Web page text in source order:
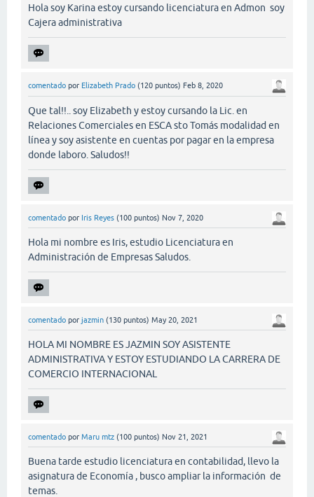
Hola soy Karina estoy cursando licenciatura en Admon soy
Cajera administrativa
comentado por Elizabeth Prado (120 puntos) Feb 8, 2020
Que tal!!.. soy Elizabeth y estoy cursando la Lic. en
Relaciones Comerciales en ESCA sto Tomás modalidad en
línea y soy asistente en cuentas por pagar en la empresa
donde laboro. Saludos!!
comentado por Iris Reyes (100 puntos) Nov 7, 2020
Hola mi nombre es Iris, estudio Licenciatura en
Administración de Empresas Saludos.
comentado por jazmin (130 puntos) May 20, 2021
HOLA MI NOMBRE ES JAZMIN SOY ASISTENTE
ADMINISTRATIVA Y ESTOY ESTUDIANDO LA CARRERA DE
COMERCIO INTERNACIONAL
comentado por Maru mtz (100 puntos) Nov 21, 2021
Buena tarde estudio licenciatura en contabilidad, llevo la
asignatura de Economía , busco ampliar la información de
temas.